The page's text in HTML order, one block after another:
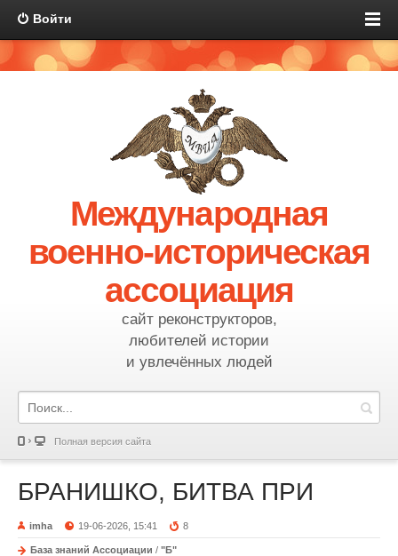
Войти
Международная
военно-историческая
ассоциация
сайт реконструкторов,
любителей истории
и увлечённых людей
Полная версия сайта
БРАНИШКО, БИТВА ПРИ
imha 19-06-2026, 15:41 8
База знаний Ассоциации / "Б"